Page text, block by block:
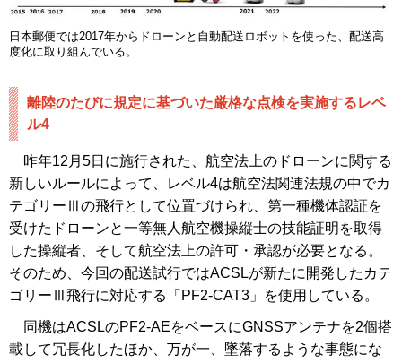
日本郵便では2017年からドローンと自動配送ロボットを使った、配送高
度化に取り組んでいる。
離陸のたびに規定に基づいた厳格な点検を実施するレベ
ル4
昨年12月5日に施行された、航空法上のドローンに関する
新しいルールによって、レベル4は航空法関連法規の中でカ
テゴリーⅢの飛行として位置づけられ、第一種機体認証を
受けたドローンと一等無人航空機操縦士の技能証明を取得
した操縦者、そして航空法上の許可・承認が必要となる。
そのため、今回の配送試行ではACSLが新たに開発したカテ
ゴリーⅢ飛行に対応する「PF2-CAT3」を使用している。
同機はACSLのPF2-AEをベースにGNSSアンテナを2個搭
載して冗長化したほか、万が一、墜落するような事態にな